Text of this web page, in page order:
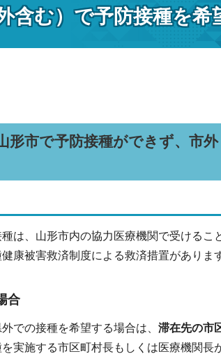
含む）で予防接種を
市で予防接種ができず、市
は、山形市内の協力医療機関で受ける
康被害救済制度による救済措置がありま
合
での接種を希望する場合は、 滞在先の市
実施する市区町村長もしくは医療機関